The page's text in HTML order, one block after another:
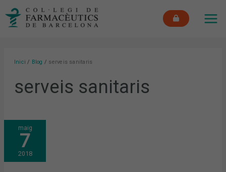
Inici Blog serveis sanitaris
serveis sanitaris
maig
7
2018
LA
RECEPTA
ELECTRÒNICA:
SEGON
SERVEI
SANITARI
MÉS